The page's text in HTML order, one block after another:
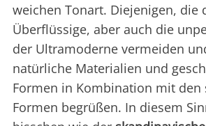
weichen Tonart. Diejenigen, die
Überflüssige, aber auch die
der Ultramoderne vermeiden
natürliche Materialien und
Formen in Kombination mit den
Formen begrüßen. In diesem